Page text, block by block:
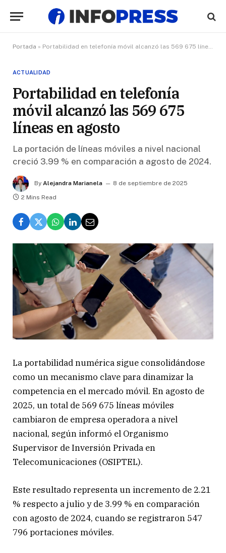
Portada » Portabilidad en telefonía móvil alcanzó las 569 675 líneas en agosto
ACTUALIDAD
Portabilidad en telefonía
móvil alcanzó las 569 675
líneas en agosto
La portación de líneas móviles a nivel nacional
creció 3.99 % en comparación a agosto de 2024.
By Alejandra Marianela
8 de septiembre de 2025
2 Mins Read
La portabilidad numérica sigue consolidándose
como un mecanismo clave para dinamizar la
competencia en el mercado móvil. En agosto de
2025, un total de 569 675 líneas móviles
cambiaron de empresa operadora a nivel
nacional, según informó el Organismo
Supervisor de Inversión Privada en
Telecomunicaciones (OSIPTEL).
Este resultado representa un incremento de 2.21
% respecto a julio y de 3.99 % en comparación
con agosto de 2024, cuando se registraron 547
796 portaciones móviles.